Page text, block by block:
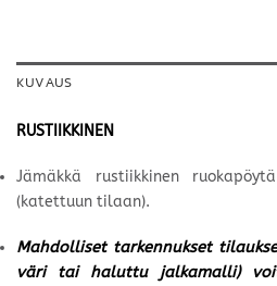
KUVAUS
RUSTIIKKINEN
Jämäkkä rustiikkinen
(katettuun tilaan).
Mahdolliset tarkennukset
väri tai haluttu jalkamalli)